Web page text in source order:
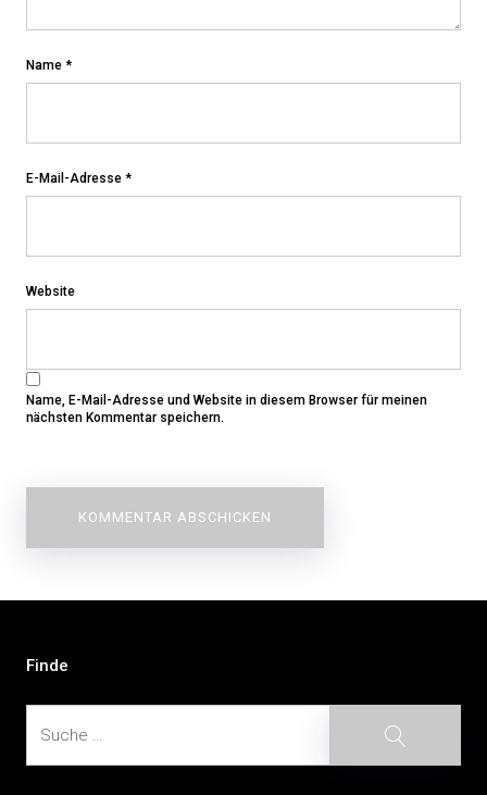
Name *
E-Mail-Adresse *
Website
Name, E-Mail-Adresse und Website in diesem Browser für meinen
nächsten Kommentar speichern.
Finde
Suche